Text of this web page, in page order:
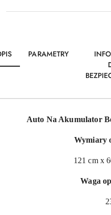
PARAMETRY
Auto Na Akumulator
Wymiary
121 cm x
Waga